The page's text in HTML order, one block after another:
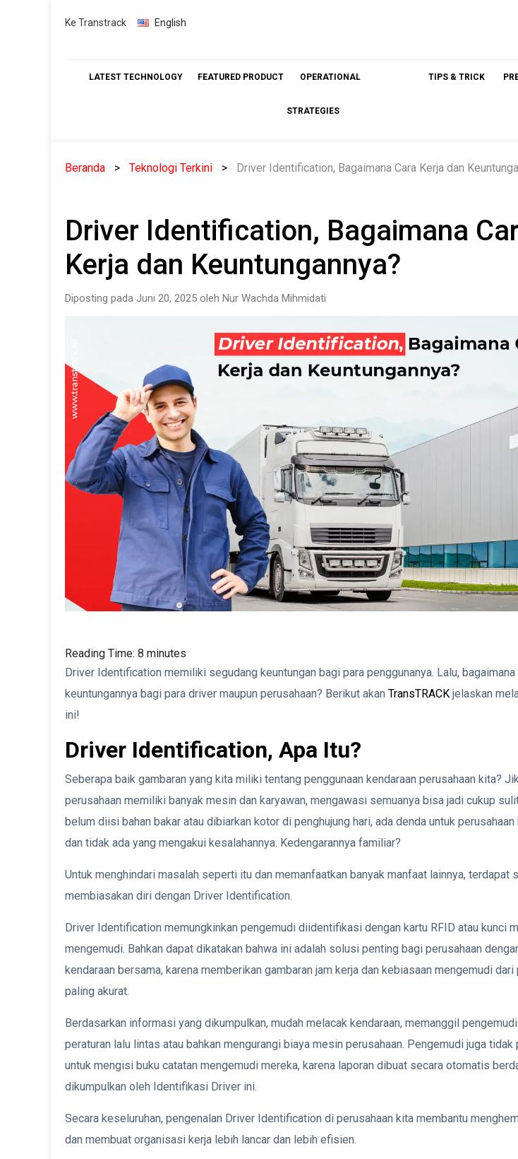
Skip
Ke Transtrack English
LATEST TECHNOLOGY FEATURED PRODUCT OPERATIONAL
STRATEGIES
TIPS & TRICK
Beranda Teknologi Terkini Driver Identification, Bagaimana Cara Kerja dan
Driver Identification, Bagaimana
Kerja dan Keuntungannya?
Diposting pada Juni 20, 2025 oleh Nur Wachda Mihmidati
Reading Time: 8 minutes
Driver Identification memiliki segudang keuntungan bagi para penggunanya. Lalu, bagaimana
keuntungannya bagi para driver maupun perusahaan? Berikut akan TransTRACK jelaskan
ini!
Driver Identification, Apa Itu?
Seberapa baik gambaran yang kita miliki tentang penggunaan kendaraan perusahaan kita?
perusahaan memiliki banyak mesin dan karyawan, mengawasi semuanya bisa jadi cukup
belum diisi bahan bakar atau dibiarkan kotor di penghujung hari, ada denda untuk perusahaan
dan tidak ada yang mengakui kesalahannya. Kedengarannya familiar?
Untuk menghindari masalah seperti itu dan memanfaatkan banyak manfaat lainnya, terdapat
membiasakan diri dengan Driver Identification.
Driver Identification memungkinkan pengemudi diidentifikasi dengan kartu RFID atau kunci
mengemudi. Bahkan dapat dikatakan bahwa ini adalah solusi penting bagi perusahaan
kendaraan bersama, karena memberikan gambaran jam kerja dan kebiasaan mengemudi
paling akurat.
Berdasarkan informasi yang dikumpulkan, mudah melacak kendaraan, memanggil
peraturan lalu lintas atau bahkan mengurangi biaya mesin perusahaan. Pengemudi juga tidak
untuk mengisi buku catatan mengemudi mereka, karena laporan dibuat secara otomatis
dikumpulkan oleh Identifikasi Driver ini.
Secara keseluruhan, pengenalan Driver Identification di perusahaan kita membantu
dan membuat organisasi kerja lebih lancar dan lebih efisien.